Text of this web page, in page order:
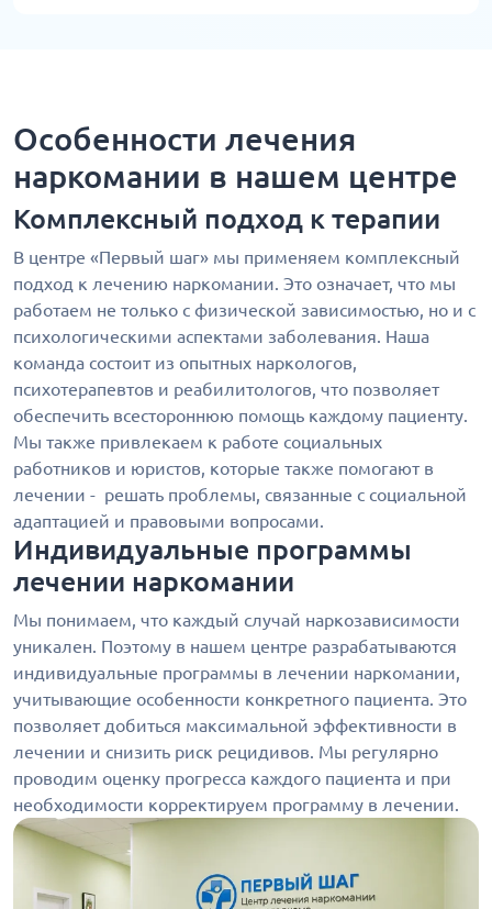
Особенности лечения
наркомании в нашем центре
Комплексный подход к терапии
В центре «Первый шаг» мы применяем комплексный
подход к лечению наркомании. Это означает, что мы
работаем не только с физической зависимостью, но и с
психологическими аспектами заболевания. Наша
команда состоит из опытных наркологов,
психотерапевтов и реабилитологов, что позволяет
обеспечить всестороннюю помощь каждому пациенту.
Мы также привлекаем к работе социальных
работников и юристов, которые также помогают в
лечении - решать проблемы, связанные с социальной
адаптацией и правовыми вопросами.
Индивидуальные программы
лечении наркомании
Мы понимаем, что каждый случай наркозависимости
уникален. Поэтому в нашем центре разрабатываются
индивидуальные программы в лечении наркомании,
учитывающие особенности конкретного пациента. Это
позволяет добиться максимальной эффективности в
лечении и снизить риск рецидивов. Мы регулярно
проводим оценку прогресса каждого пациента и при
необходимости корректируем программу в лечении.